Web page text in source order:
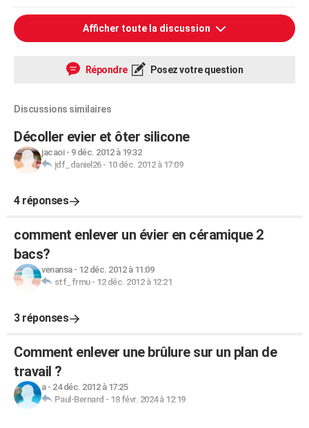
Afficher toute la discussion
Répondre Posez votre question
Discussions similaires
Décoller evier et ôter silicone
jacaoi- 9 déc. 2012 à 19:32
jdf_daniel26- 10 déc. 2012 à 17:09
4 réponses
comment enlever un évier en céramique 2
bacs?
venansa- 12 déc. 2012 à 11:09
stf_frmu- 12 déc. 2012 à 12:21
3 réponses
Comment enlever une brûlure sur un plan de
travail ?
a- 24 déc. 2012 à 17:25
Paul-Bernard - 18 févr. 2024 à 12:19